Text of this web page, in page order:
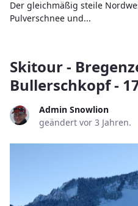
Der gleichmäßig steile
Pulverschnee und...
Skitour -
Bullerschkopf -
Admin Snowlion
geändert vor 3 Jahren.